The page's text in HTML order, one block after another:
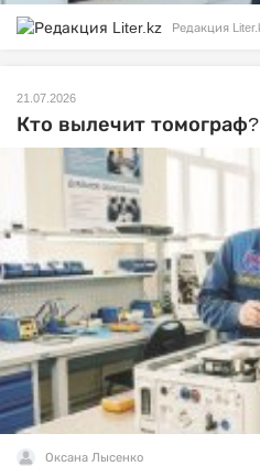
Редакция
21.07.2026
Кто вылечит томограф?
Оксана Лысенко